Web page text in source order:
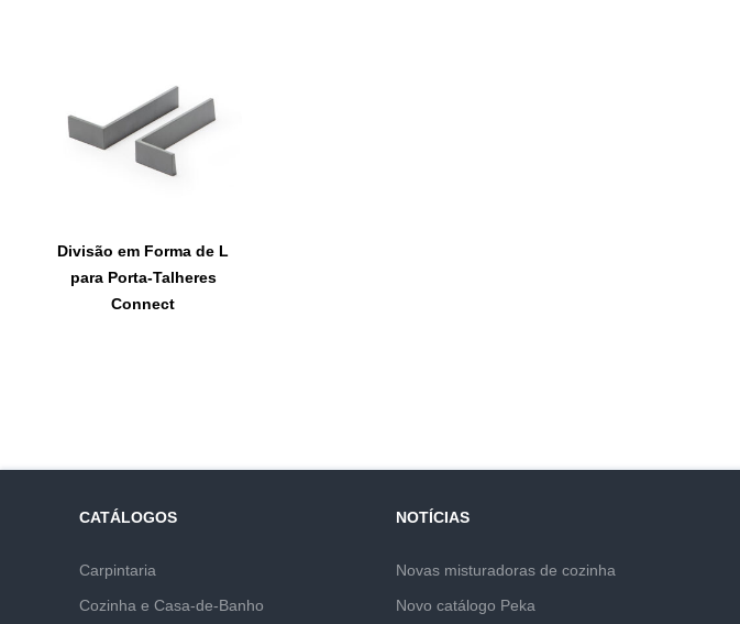
Divisão em Forma de L
para Porta-Talheres
Connect
CATÁLOGOS
Carpintaria
Cozinha e Casa-de-Banho
NOTÍCIAS
Novas misturadoras de cozinha
Novo catálogo Peka